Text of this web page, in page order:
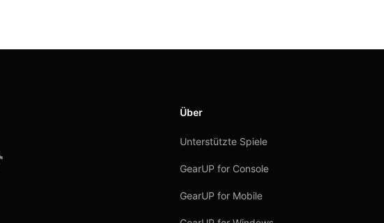
Über
Unterstützte Spiele
GearUP for Console
GearUP for Mobile